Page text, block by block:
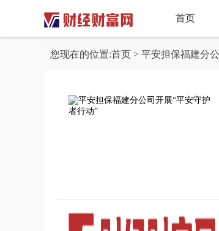
首页
您现在的位置:首页 > 平安担保福建分